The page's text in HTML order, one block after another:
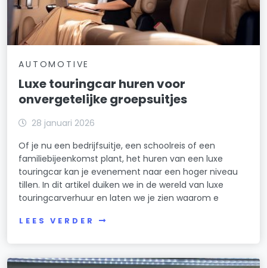
AUTOMOTIVE
Luxe touringcar huren voor
onvergetelijke groepsuitjes
28 januari 2026
Of je nu een bedrijfsuitje, een schoolreis of een
familiebijeenkomst plant, het huren van een luxe
touringcar kan je evenement naar een hoger niveau
tillen. In dit artikel duiken we in de wereld van luxe
touringcarverhuur en laten we je zien waarom e
LEES VERDER